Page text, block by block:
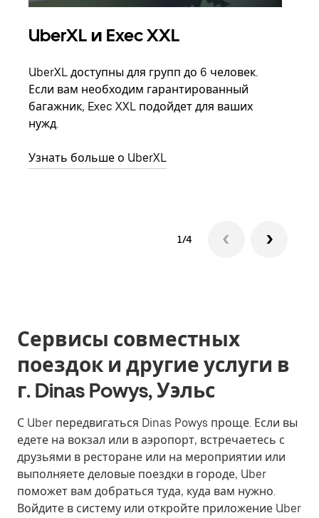
UberXL и Exec XXL
UberXL доступны для групп до 6 человек.
Если вам необходим гарантированный
багажник, Exec XXL подойдет для ваших
нужд.
Узнать больше о UberXL
1/4
Сервисы совместных
поездок и другие услуги в
г. Dinas Powys, Уэльс
С Uber передвигаться Dinas Powys проще. Если вы
едете на вокзал или в аэропорт, встречаетесь с
друзьями в ресторане или на мероприятии или
выполняете деловые поездки в городе, Uber
поможет вам добраться туда, куда вам нужно.
Войдите в систему или откройте приложение Uber